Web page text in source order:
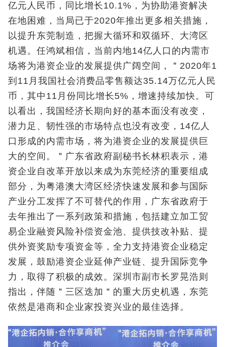
亿元人民币，同比增长10.1%，为协助港资解决
在地困难，当局已于2020年推出更多相关措施，
以提升东莞制造，把握大循环和双循环、大湾区
机遇。任鸿斌相信，当前内地14亿人口的内需市
场将为港资企业的发展提供广阔空间，＂2020年1
到11月我国社会消费品零售额达35.14万亿元人民
币，其中11月份同比增长5%，增速持续加快。可
以看出，我国经济长期向好的基本面没有改变，
潜力足、韧性强的市场特点也没有改变，14亿人
口形成的内需市场，将为港资企业的发展提供巨
大的空间。＂广东省政府副秘书长林积表示，港
资企业自改革开放以来成为东莞经济的重要组成
部分，为粤港澳大湾区经济快速发展和参与国际
产业分工发挥了不可替代的作用，广东省政府于
去年推出了一系列政策和措施，包括建立加工贸
易企业融资风险补偿资金池、提供技改补贴、提
供外资奖励专项资金等，全力支持港资企业稳定
发展，鼓励港资企业延伸产业链、提升国际竞争
力，取得了积极的成效。深圳市副市长罗晃浩则
指出，伴随＂三区迭加＂的重大历史机遇，东莞
依然是港商和企业家投资兴业的最佳选择。